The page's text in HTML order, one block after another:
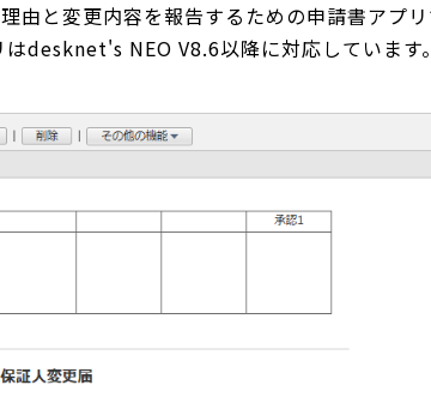
由と変更内容を報告するための申請書アプリ
desknet's NEO V8.6以降に対応しています。